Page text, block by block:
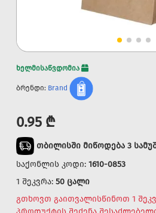
ხელმისაწვდომია
ბრენდი: Brand
0.95 ₾
თბილისში მიწოდება 3
საქონლის კოდი: 1610-0853
1 შეკვრა: 50 ცალი
გთხოვთ გაითვალისწინოთ 1